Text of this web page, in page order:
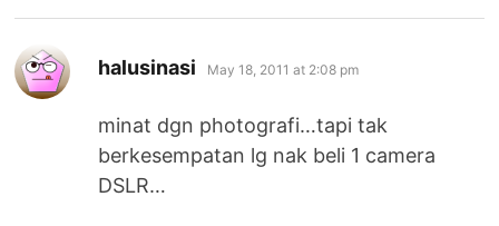
halusinasi says:
May 18, 2011 at 2:08 pm
minat dgn photografi…tapi tak
berkesempatan lg nak beli 1 camera
DSLR…